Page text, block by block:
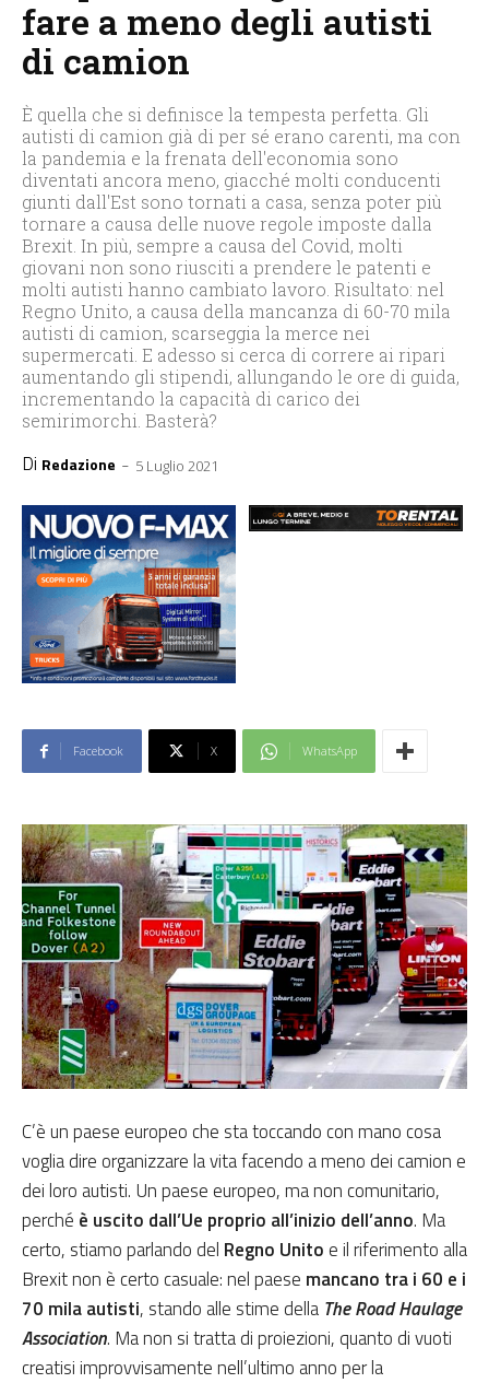
fare a meno degli autisti
di camion
È quella che si definisce la tempesta perfetta. Gli
autisti di camion già di per sé erano carenti, ma con
la pandemia e la frenata dell'economia sono
diventati ancora meno, giacché molti conducenti
giunti dall'Est sono tornati a casa, senza poter più
tornare a causa delle nuove regole imposte dalla
Brexit. In più, sempre a causa del Covid, molti
giovani non sono riusciti a prendere le patenti e
molti autisti hanno cambiato lavoro. Risultato: nel
Regno Unito, a causa della mancanza di 60-70 mila
autisti di camion, scarseggia la merce nei
supermercati. E adesso si cerca di correre ai ripari
aumentando gli stipendi, allungando le ore di guida,
incrementando la capacità di carico dei
semirimorchi. Basterà?
Di Redazione - 5 Luglio 2021
Facebook X WhatsApp
C’è un paese europeo che sta toccando con mano cosa
voglia dire organizzare la vita facendo a meno dei camion e
dei loro autisti. Un paese europeo, ma non comunitario,
perché è uscito dall’Ue proprio all’inizio dell’anno. Ma
certo, stiamo parlando del Regno Unito e il riferimento alla
Brexit non è certo casuale: nel paese mancano tra i 60 e i
70 mila autisti, stando alle stime della The Road Haulage
Association. Ma non si tratta di proiezioni, quanto di vuoti
creatisi improvvisamente nell’ultimo anno per la